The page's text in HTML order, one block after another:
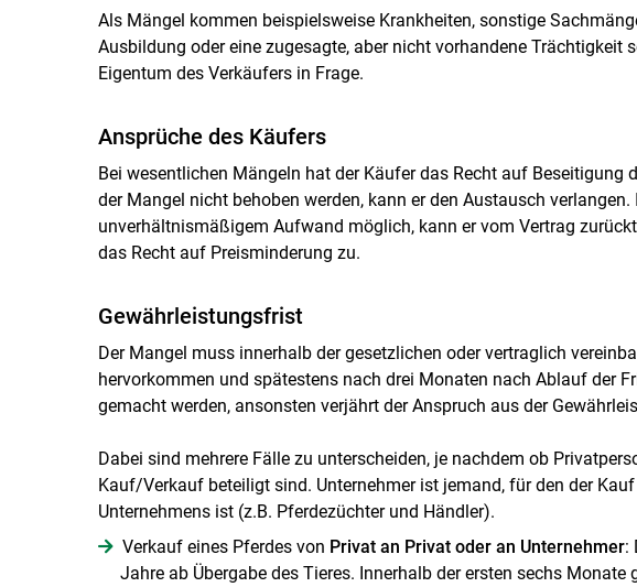
Als Mängel kommen beispielsweise Krankheiten, sonstige
Ausbildung oder eine zugesagte, aber nicht vorhandene Trächtigkeit
Eigentum des Verkäufers in Frage.
Ansprüche des Käufers
Bei wesentlichen Mängeln hat der Käufer das Recht auf Beseitigung
der Mangel nicht behoben werden, kann er den Austausch
unverhältnismäßigem Aufwand möglich, kann er vom Vertrag
das Recht auf Preisminderung zu.
Gewährleistungsfrist
Der Mangel muss innerhalb der gesetzlichen oder vertraglich
hervorkommen und spätestens nach drei Monaten nach Ablauf der
gemacht werden, ansonsten verjährt der Anspruch aus der
Dabei sind mehrere Fälle zu unterscheiden, je nachdem ob
Kauf/Verkauf beteiligt sind. Unternehmer ist jemand, für den der
Unternehmens ist (z.B. Pferdezüchter und Händler).
Verkauf eines Pferdes von Privat an Privat oder an Unternehmer:
Jahre ab Übergabe des Tieres. Innerhalb der ersten sechs